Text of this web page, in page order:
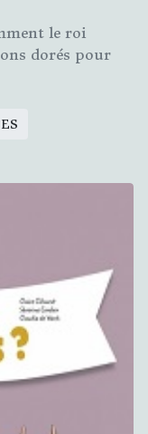
le roi
dorés pour